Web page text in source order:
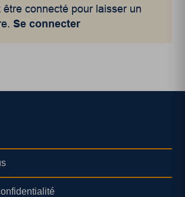
être connecté pour laisser un
Se connecter